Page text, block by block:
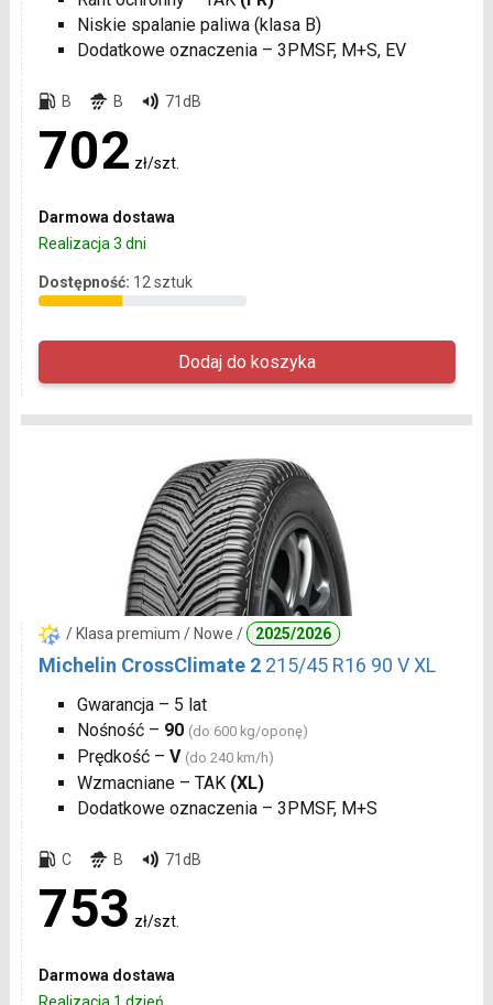
Niskie spalanie paliwa (klasa B)
Dodatkowe oznaczenia – 3PMSF, M+S, EV
B B 71dB
702 zł/szt.
Darmowa dostawa
Realizacja 3 dni
Dostępność: 12 sztuk
/ Klasa premium / Nowe / 2025/2026
Michelin CrossClimate 2 215/45 R16 90 V XL
Gwarancja – 5 lat
Nośność – 90 (do 600 kg/oponę)
Prędkość – V (do 240 km/h)
Wzmacniane – TAK (XL)
Dodatkowe oznaczenia – 3PMSF, M+S
C B 71dB
753 zł/szt.
Darmowa dostawa